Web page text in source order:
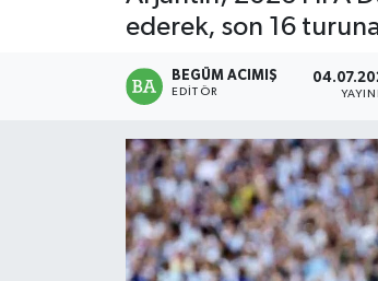
ederek, son 16
BEGÜM ACIMIŞ
EDITÖR
Kültür - Sanat
Magazin
Mersin Tarihi
Özel Haber